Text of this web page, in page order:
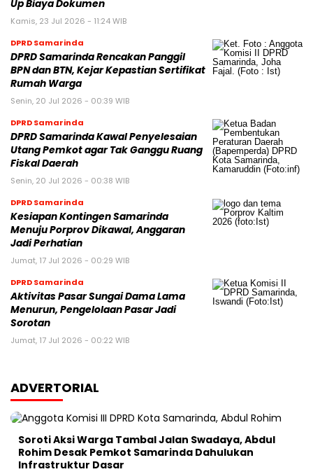
Up Biaya Dokumen
Kamis, 23 Jul 2026 - 11:24 WIB
DPRD Samarinda
DPRD Samarinda Rencakan Panggil
BPN dan BTN, Kejar Kepastian Sertifikat
Rumah Warga
Senin, 20 Jul 2026 - 00:39 WIB
DPRD Samarinda
DPRD Samarinda Kawal Penyelesaian
Utang Pemkot agar Tak Ganggu Ruang
Fiskal Daerah
Senin, 20 Jul 2026 - 00:38 WIB
DPRD Samarinda
Kesiapan Kontingen Samarinda
Menuju Porprov Dikawal, Anggaran
Jadi Perhatian
Jumat, 17 Jul 2026 - 00:29 WIB
DPRD Samarinda
Aktivitas Pasar Sungai Dama Lama
Menurun, Pengelolaan Pasar Jadi
Sorotan
Jumat, 17 Jul 2026 - 00:22 WIB
ADVERTORIAL
Soroti Aksi Warga Tambal Jalan Swadaya, Abdul
Rohim Desak Pemkot Samarinda Dahulukan
Infrastruktur Dasar